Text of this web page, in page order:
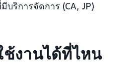
ริการจัดการ (CA, JP)
ช้งานได้ที่ไหน